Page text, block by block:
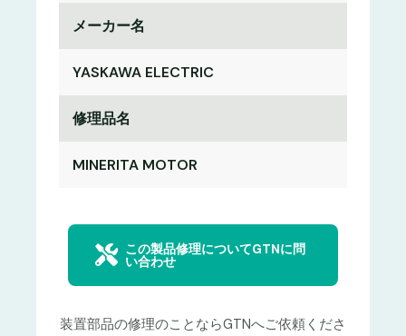
メーカー名
YASKAWA ELECTRIC
修理品名
MINERITA MOTOR
この製品修理についてGTNに問
い合わせ
装置部品の修理のことならGTNへご依頼くださ